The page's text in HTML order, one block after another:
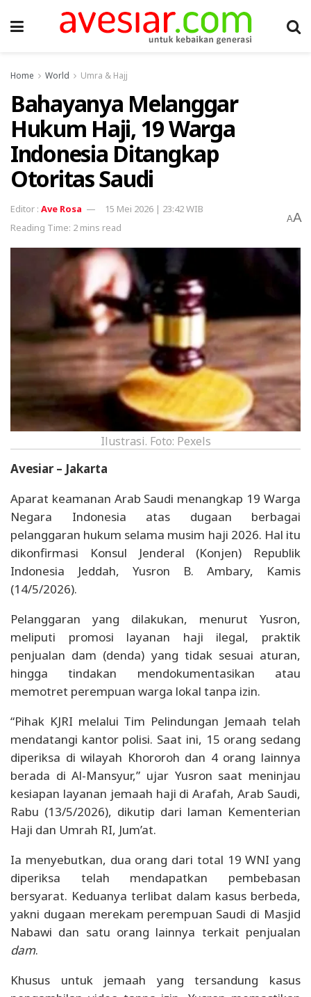
Home World Umra & Hajj
Bahayanya Melanggar
Hukum Haji, 19 Warga
Indonesia Ditangkap
Otoritas Saudi
Ave Rosa
15 Mei 2026 | 23:42 WIB
Reading Time: 2 mins read
AA
Ilustrasi. Foto: Pexels
Avesiar – Jakarta
Aparat keamanan Arab Saudi menangkap 19 Warga
Negara Indonesia atas dugaan berbagai
pelanggaran hukum selama musim haji 2026. Hal itu
dikonfirmasi Konsul Jenderal (Konjen) Republik
Indonesia Jeddah, Yusron B. Ambary, Kamis
(14/5/2026).
Pelanggaran yang dilakukan, menurut Yusron,
meliputi promosi layanan haji ilegal, praktik
penjualan dam (denda) yang tidak sesuai aturan,
hingga tindakan mendokumentasikan atau
memotret perempuan warga lokal tanpa izin.
“Pihak KJRI melalui Tim Pelindungan Jemaah telah
mendatangi kantor polisi. Saat ini, 15 orang sedang
diperiksa di wilayah Khororoh dan 4 orang lainnya
berada di Al-Mansyur,” ujar Yusron saat meninjau
kesiapan layanan jemaah haji di Arafah, Arab Saudi,
Rabu (13/5/2026), dikutip dari laman Kementerian
Haji dan Umrah RI, Jum’at.
Ia menyebutkan, dua orang dari total 19 WNI yang
diperiksa telah mendapatkan pembebasan
bersyarat. Keduanya terlibat dalam kasus berbeda,
yakni dugaan merekam perempuan Saudi di Masjid
Nabawi dan satu orang lainnya terkait penjualan
dam.
Khusus untuk jemaah yang tersandung kasus